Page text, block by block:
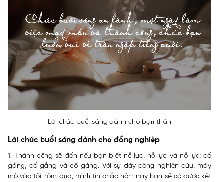
Lời chúc buổi sáng dành cho bạn thân
Lời chúc buổi sáng dành cho đồng nghiệp
1. Thành công sẽ đến nếu bạn biết nỗ lực, nỗ lực và nỗ lực; cố
gắng, cố gắng và cố gắng. Với sự dày công nghiên cứu, mày
mò vào tối hôm qua, mình tin chắc hôm nay bạn sẽ có được kết